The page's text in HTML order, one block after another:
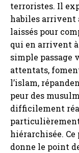
terroristes. Il
habiles arrivent
laissés pour
qui en arrivent
simple passage
attentats,
l’islam,
peur des
difficilement
particulièrement
hiérarchisée.
donne le point